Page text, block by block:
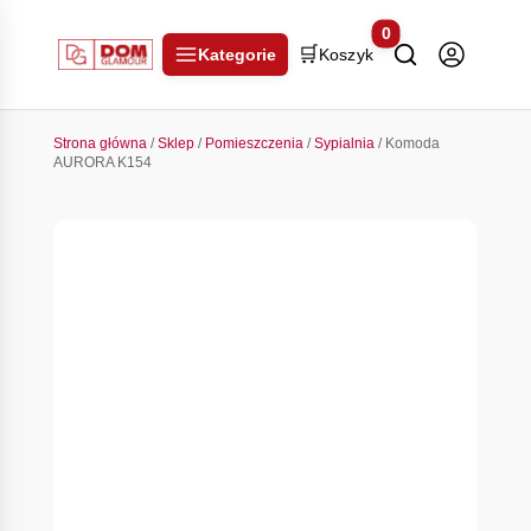
Kategorie 🛒 Koszyk
0
Strona główna/Sklep/ Pomieszczenia/Sypialnia/ Komoda
AURORA K154